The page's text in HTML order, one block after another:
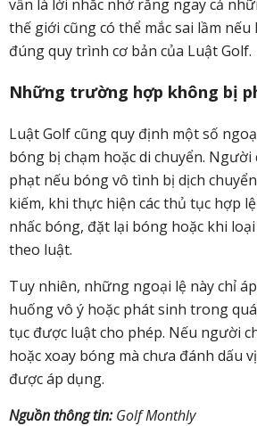
vẫn là lời nhắc nhở rằng ngay cả
thế giới cũng có thể mắc sai lầm
đúng quy trình cơ bản của Luật Golf.
Những trường hợp không bị
Luật Golf cũng quy định một số
bóng bị chạm hoặc di chuyển. Người
phạt nếu bóng vô tình bị dịch
kiếm, khi thực hiện các thủ tục hợp
nhấc bóng, đặt lại bóng hoặc khi
theo luật.
Tuy nhiên, những ngoại lệ này chỉ
huống vô ý hoặc phát sinh trong
tục được luật cho phép. Nếu người
hoặc xoay bóng mà chưa đánh dấu
được áp dụng.
Nguồn thông tin:Golf Monthly